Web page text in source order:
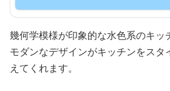
幾何学模様が印象的な水色系のキッ
モダンなデザインがキッチンをスタ
えてくれます。